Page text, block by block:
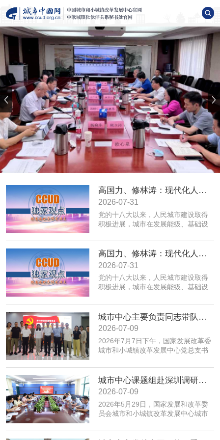
高国力、修林涛：现代化人民城市高质量发展的战略框架与政策体系
2026-07-31
党的十八大以来，人民城市建设取得
积极进展，城市在发展能级、基础设
治理、历史文化保护等方面取得积极
成效；同时，也面临着转变发展方
式、培育发展动能、提升功能品质、
加强生态环境保护、赓续历史文脉、
推动精细治理、增强城市韧性等转型
发展任务。为实现以上目标，必须紧
城市、安全可靠的韧性城市、崇德向
善的文明城市、便捷高效的智慧城市
等重点任务，优化以构建新体系、培
育新动能、服务全年龄、保障全要素
为重点的政策体系，走出一条具有中
高国力、修林涛：现代化人民城市高质量发展的战略框架与政策体系
2026-07-31
党的十八大以来，人民城市建设取得
积极进展，城市在发展能级、基础设
治理、历史文化保护等方面取得积极
成效；同时，也面临着转变发展方
式、培育发展动能、提升功能品质、
加强生态环境保护、赓续历史文脉、
推动精细治理、增强城市韧性等转型
发展任务。为实现以上目标，必须紧
城市、安全可靠的韧性城市、崇德向
善的文明城市、便捷高效的智慧城市
等重点任务，优化以构建新体系、培
育新动能、服务全年龄、保障全要素
为重点的政策体系，走出一条具有中
城市中心主要负责同志带队赴摩尔线程“夸娥”北京智算中心专题调研
2026-07-09
2026年7月7日下午，国家发展改革委
城市和小城镇改革发展中心党总支书
娥”北京智算中心开展专题调研。
城市中心课题组赴深圳调研全国人才大数据平台福田区学生学习力项目应用情况
2026-07-09
​2026年5月29日，国家发展和改革委
员会城市和小城镇改革发展中心城市
国人才大数据平台在基础教育学生学